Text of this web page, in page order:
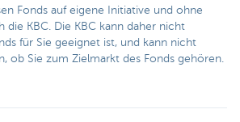
Fonds auf eigene Initiative und ohne
die KBC. Die KBC kann daher nicht
für Sie geeignet ist, und kann nicht
ob Sie zum Zielmarkt des Fonds gehören.